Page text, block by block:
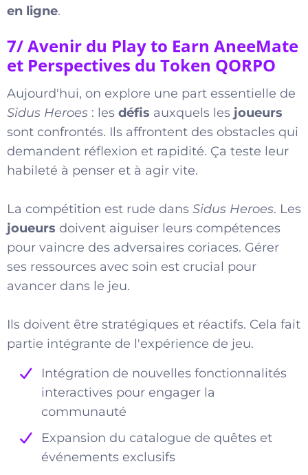
en ligne.
7/ Avenir du Play to Earn AneeMate
et Perspectives du Token QORPO
Aujourd'hui, on explore une part essentielle de
Sidus Heroes : les défis auxquels les joueurs
sont confrontés. Ils affrontent des obstacles qui
demandent réflexion et rapidité. Ça teste leur
habileté à penser et à agir vite.
La compétition est rude dans Sidus Heroes. Les
joueurs doivent aiguiser leurs compétences
pour vaincre des adversaires coriaces. Gérer
ses ressources avec soin est crucial pour
avancer dans le jeu.
Ils doivent être stratégiques et réactifs. Cela fait
partie intégrante de l'expérience de jeu.
Intégration de nouvelles fonctionnalités
interactives pour engager la
communauté
Expansion du catalogue de quêtes et
événements exclusifs